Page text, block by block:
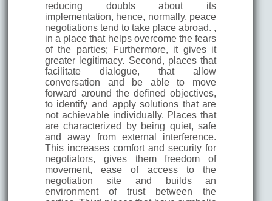
reducing doubts about its
implementation, hence, normally, peace
negotiations tend to take place abroad. ,
in a place that helps overcome the fears
of the parties; Furthermore, it gives it
greater legitimacy. Second, places that
facilitate dialogue, that allow
conversation and be able to move
forward around the defined objectives,
to identify and apply solutions that are
not achievable individually. Places that
are characterized by being quiet, safe
and away from external interference.
This increases comfort and security for
negotiators, gives them freedom of
movement, ease of access to the
negotiation site and builds an
environment of trust between the